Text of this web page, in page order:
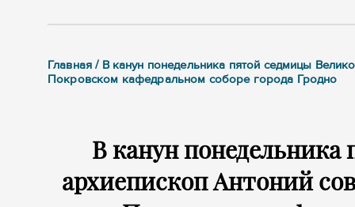
Главная / В канун понедельника пятой седмицы
Покровском кафедральном соборе города Гродно
В канун
архиепископ Антоний